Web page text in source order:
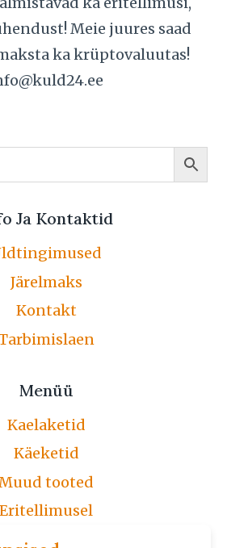
Meie juures saad
ka krüptovaluutas!
Ja Kontaktid
Järelmaks
Kontakt
Menüü
Kaelaketid
Käeketid
tooted
Eritellimusel
Järelmaks